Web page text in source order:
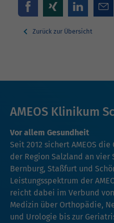
Zurück zur Übersicht
AMEOS Klinikum
Vor allem Gesundheit
Seit 2012 sichert AMEOS
der Region Salzland an vier
Bernburg, Staßfurt und
Leistungsspektrum der
reicht dabei im Verbund
Medizin über Orthopädie,
und Urologie bis zur